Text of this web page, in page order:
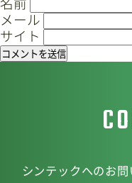
シンテック公
シンテック公
ン
メール
サイト
シンテックへのお